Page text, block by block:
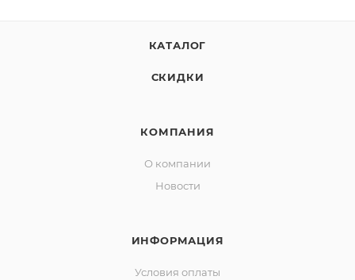
КАТАЛОГ
СКИДКИ
КОМПАНИЯ
О компании
Новости
ИНФОРМАЦИЯ
Условия оплаты